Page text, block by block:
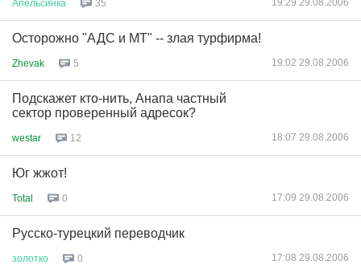
Апельсинка 35 19:29 29.08.2006
Осторожно "АДС и МТ" -- злая турфирма!
Zhevak 5 19:02 29.08.2006
Подскажет кто-нить, Анапа частный
сектор проверенный адресок?
westar 12 18:07 29.08.2006
Юг жжот!
Total 0 17:09 29.08.2006
Русско-турецкий переводчик
золотко 0 17:08 29.08.2006